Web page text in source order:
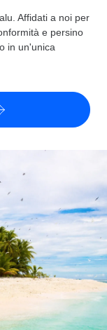
e la
ogni Paese
in modo
Affidati a noi per
e persino
in un'unica